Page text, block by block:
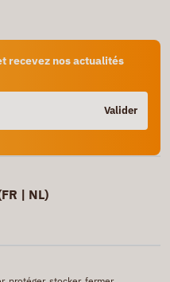
recevez nos actualités
Valider
FR | NL)